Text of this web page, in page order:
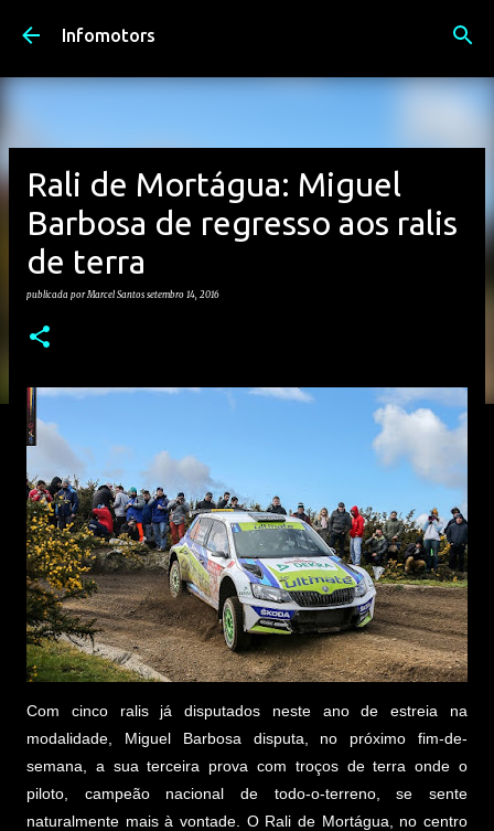
Avançar para o conteúdo principal
Infomotors
Rali de Mortágua: Miguel
Barbosa de regresso aos ralis
de terra
publicada porMarcel Santos setembro 14, 2016
Com cinco ralis já disputados neste ano de estreia na
modalidade, Miguel Barbosa disputa, no próximo fim-de-
semana, a sua terceira prova com troços de terra onde o
piloto, campeão nacional de todo-o-terreno, se sente
naturalmente mais à vontade. O Rali de Mortágua, no centro